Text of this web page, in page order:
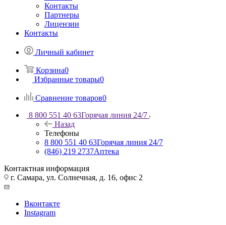
Контакты
Партнеры
Лицензии
Контакты
Личный кабинет
Корзина0
Избранные товары0
Сравнение товаров0
8 800 551 40 63Горячая линия 24/7
Назад
Телефоны
8 800 551 40 63Горячая линия 24/7
(846) 219 2737Аптека
Контактная информация
г. Самара, ул. Солнечная, д. 16, офис 2
Вконтакте
Instagram